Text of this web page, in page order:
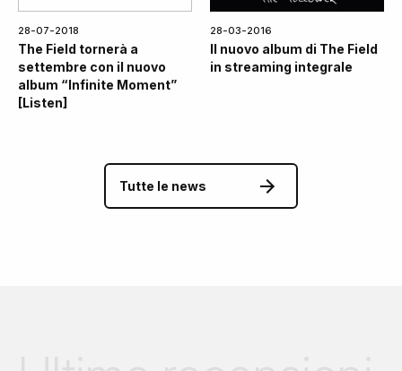
28-07-2018
The Field tornerà a
settembre con il nuovo
album “Infinite Moment”
[Listen]
28-03-2016
Il nuovo album di The Field
in streaming integrale
Tutte le news